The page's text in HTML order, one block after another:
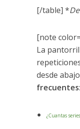
[/table] *
[note
La
desde
frecuentes:
¿Cuantas